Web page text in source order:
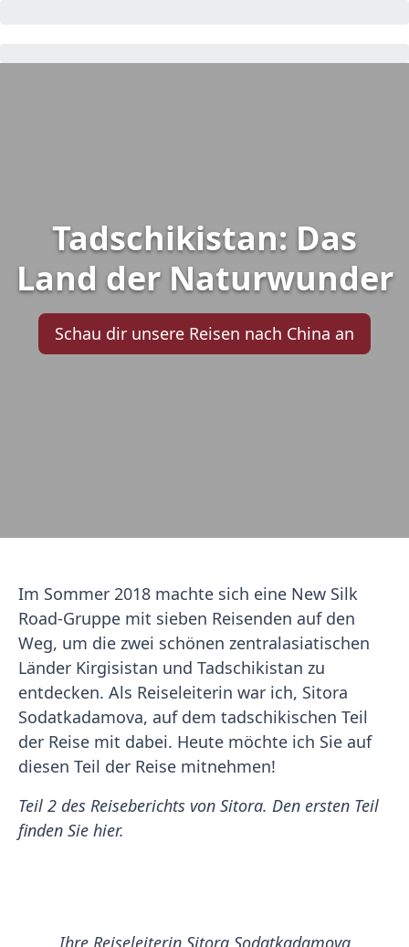
Tadschikistan: Das
Land der Naturwunder
Schau dir unsere Reisen nach China an
Im Sommer 2018 machte sich eine New Silk
Road-Gruppe mit sieben Reisenden auf den
Weg, um die zwei schönen zentralasiatischen
Länder Kirgisistan und Tadschikistan zu
entdecken. Als Reiseleiterin war ich, Sitora
Sodatkadamova, auf dem tadschikischen Teil
der Reise mit dabei. Heute möchte ich Sie auf
diesen Teil der Reise mitnehmen!
Teil 2 des Reiseberichts von Sitora. Den ersten Teil
finden Sie hier.
Ihre Reiseleiterin Sitora Sodatkadamova